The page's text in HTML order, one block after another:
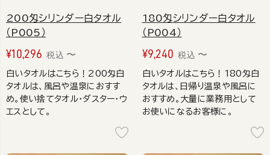
200匁シリンダー白タオル
（P005）
¥10,296 税込 〜
白いタオルはこちら！200匁白
タオルは、風呂や温泉におすす
め。使い捨てタオル・ダスター・ウ
エスとして。
180匁シリンダー白タオル
（P004）
¥9,240 税込 〜
白いタオルはこちら！180匁白
タオルは、日帰り温泉や風呂に
おすすめ。大量に業務用として
お使いになるお客様に。